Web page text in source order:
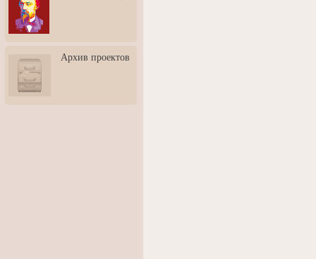
3: Обусловленности
человека и их влияние на
карьеру
скульптором Дмитрием
Тугариновым
АртБульвар в День города
Архив проектов